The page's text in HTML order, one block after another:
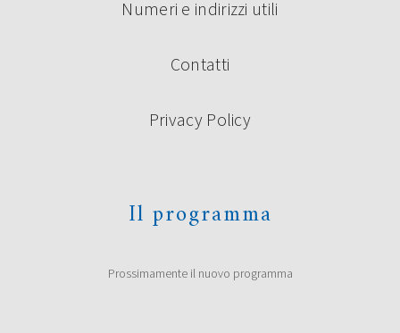
Numeri e indirizzi utili
Contatti
Privacy Policy
Il programma
Prossimamente il nuovo programma